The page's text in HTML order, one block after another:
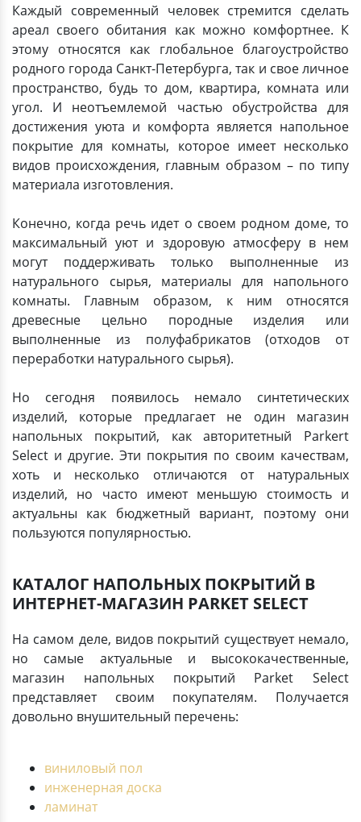
Каждый современный человек стремится сделать
ареал своего обитания как можно комфортнее. К
этому относятся как глобальное благоустройство
родного города Санкт-Петербурга, так и свое личное
пространство, будь то дом, квартира, комната или
угол. И неотъемлемой частью обустройства для
достижения уюта и комфорта является напольное
покрытие для комнаты, которое имеет несколько
видов происхождения, главным образом – по типу
материала изготовления.
Конечно, когда речь идет о своем родном доме, то
максимальный уют и здоровую атмосферу в нем
могут поддерживать только выполненные из
натурального сырья, материалы для напольного
комнаты. Главным образом, к ним относятся
древесные цельно породные изделия или
выполненные из полуфабрикатов (отходов от
переработки натурального сырья).
Но сегодня появилось немало синтетических
изделий, которые предлагает не один магазин
напольных покрытий, как авторитетный Parkert
Select и другие. Эти покрытия по своим качествам,
хоть и несколько отличаются от натуральных
изделий, но часто имеют меньшую стоимость и
актуальны как бюджетный вариант, поэтому они
пользуются популярностью.
КАТАЛОГ НАПОЛЬНЫХ ПОКРЫТИЙ В
ИНТЕРНЕТ-МАГАЗИН PARKET SELECT
На самом деле, видов покрытий существует немало,
но самые актуальные и высококачественные,
магазин напольных покрытий Parket Select
представляет своим покупателям. Получается
довольно внушительный перечень:
виниловый пол
инженерная доска
ламинат